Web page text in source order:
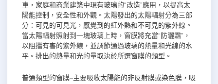
車，家庭和商業建築中現有玻璃的“改造”應用，以提高太
陽能控制，安全性和外觀。太陽發出的太陽輻射分為三部
分：可見的可見光，感覺到的紅外熱和不可見的紫外線。
當太陽輻射照射到一塊玻璃上時，窗膜將充當“防曬霜”，
以阻擋有害的紫外線，並調節通過玻璃的熱量和光線的水
平。排出的熱量和光的量取決於所選窗膜的類型。
普通類型的窗膜–主要吸收太陽能的非反射膜或染色膜，吸